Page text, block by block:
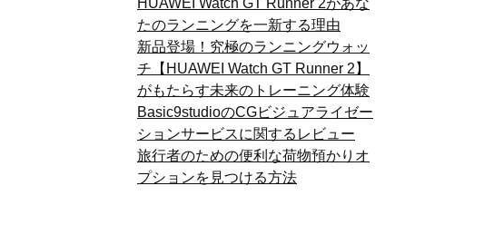
HUAWEI Watch GT Runner 2があな
たのランニングを一新する理由
新品登場！究極のランニングウォッ
チ【HUAWEI Watch GT Runner 2】
がもたらす未来のトレーニング体験
Basic9studioのCGビジュアライゼー
ションサービスに関するレビュー
旅行者のための便利な荷物預かりオ
プションを見つける方法